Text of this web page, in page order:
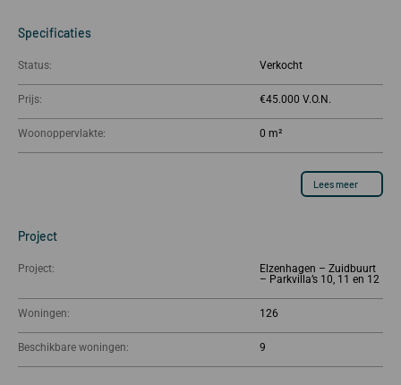
Specificaties
Status: Verkocht
Prijs: €45.000
Woonoppervlakte: 0 m²
Lees meer
Project
Project:
Elzenhagen – Zuidbuurt
– Parkvilla’s 10, 11 en 12
Woningen: 126
Beschikbare woningen: 9